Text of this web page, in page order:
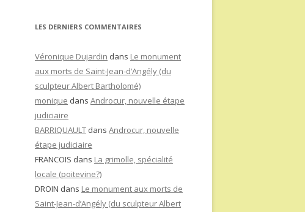
LES DERNIERS COMMENTAIRES
Véronique Dujardin dans Le monument
aux morts de Saint-Jean-d’Angély (du
sculpteur Albert Bartholomé)
monique dans Androcur, nouvelle étape
judiciaire
BARRIQUAULT dans Androcur, nouvelle
étape judiciaire
FRANCOIS dans La grimolle, spécialité
locale (poitevine?)
DROIN dans Le monument aux morts de
Saint-Jean-d’Angély (du sculpteur Albert